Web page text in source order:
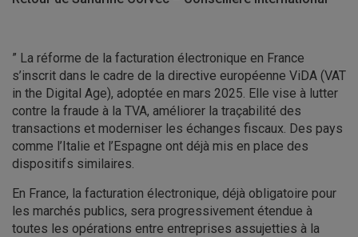
” La réforme de la facturation électronique en France
s’inscrit dans le cadre de la directive européenne ViDA (VAT
in the Digital Age), adoptée en mars 2025. Elle vise à lutter
contre la fraude à la TVA, améliorer la traçabilité des
transactions et moderniser les échanges fiscaux. Des pays
comme l’Italie et l’Espagne ont déjà mis en place des
dispositifs similaires.
En France, la facturation électronique, déjà obligatoire pour
les marchés publics, sera progressivement étendue à
toutes les opérations entre entreprises assujetties à la